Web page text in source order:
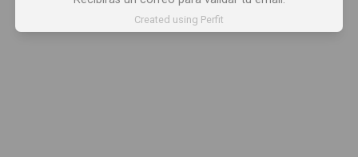
Created using Perfit